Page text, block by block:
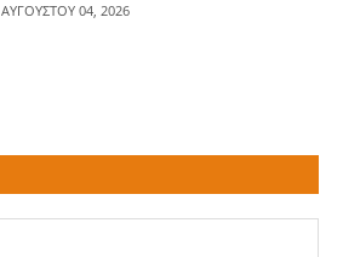
ΑΥΓΟΥΣΤΟΥ 04, 2026